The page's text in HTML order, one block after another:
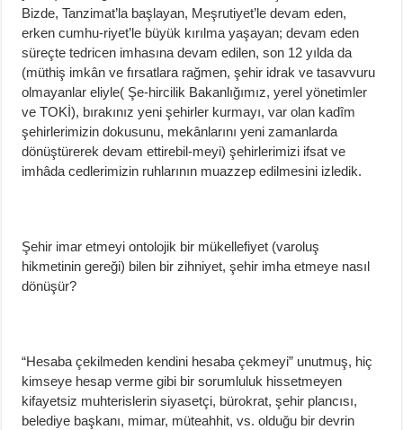
Bizde, Tanzimat’la başlayan, Meşrutiyet’le devam eden,
erken cumhu-riyet’le büyük kırılma yaşayan; devam eden
süreçte tedricen imhasına devam edilen, son 12 yılda da
(müthiş imkân ve fırsatlara rağmen, şehir idrak ve tasavvuru
olmayanlar eliyle( Şe-hircilik Bakanlığımız, yerel yönetimler
ve TOKİ), bırakınız yeni şehirler kurmayı, var olan kadîm
şehirlerimizin dokusunu, mekânlarını yeni zamanlarda
dönüştürerek devam ettirebil-meyi) şehirlerimizi ifsat ve
imhâda cedlerimizin ruhlarının muazzep edilmesini izledik.
Şehir imar etmeyi ontolojik bir mükellefiyet (varoluş
hikmetinin gereği) bilen bir zihniyet, şehir imha etmeye nasıl
dönüşür?
“Hesaba çekilmeden kendini hesaba çekmeyi” unutmuş, hiç
kimseye hesap verme gibi bir sorumluluk hissetmeyen
kifayetsiz muhterislerin siyasetçi, bürokrat, şehir plancısı,
belediye başkanı, mimar, müteahhit, vs. olduğu bir devrin